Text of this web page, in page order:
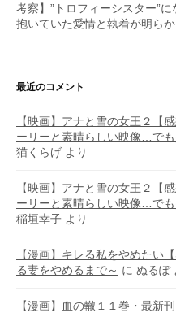
考察】”トロフィーシスター”
抱いていた愛情と執着が明ら
最近のコメント
【映画】アナと雪の女王２【
ーリーと素晴らしい映像…で
猫くらげ より
【映画】アナと雪の女王２【
ーリーと素晴らしい映像…で
稲垣幸子 より
【漫画】キレる私をやめたい
る妻をやめるまで～ に ぬるぽ
【漫画】血の轍１１巻・最新